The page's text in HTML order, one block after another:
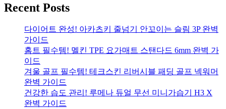
Recent Posts
다이어트 완성! 아카츠키 줄넘기 안꼬이는 슬림 3P 완벽
가이드
홈트 필수템! 멜킨 TPE 요가매트 스탠다드 6mm 완벽 가
이드
겨울 골프 필수템! 테크스킨 리버시블 패딩 골프 넥워머
완벽 가이드
건강한 습도 관리! 루메나 듀얼 무선 미니가습기 H3 X
완벽 가이드